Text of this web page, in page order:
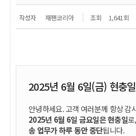
작성자 재팬코리아 조회 1,641회
2025년 6월 6일(금) 현충
안녕하세요. 고객 여러분께 항상 감
2025년 6월 6일 금요일은 현충일로,
송 업무가 하루 동안 중단됩니다.